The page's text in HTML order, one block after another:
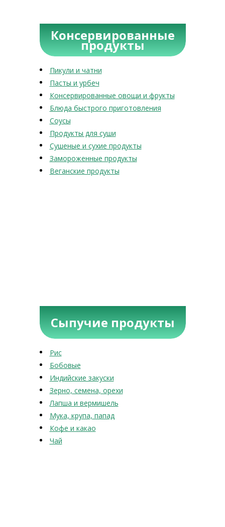
Консервированные
продукты
Пикули и чатни
Пасты и урбеч
Консервированные овощи и фрукты
Блюда быстрого приготовления
Соусы
Продукты для суши
Сушеные и сухие продукты
Замороженные продукты
Веганские продукты
Сыпучие продукты
Рис
Бобовые
Индийские закуски
Зерно, семена, орехи
Лапша и вермишель
Мука, крупа, папад
Кофе и какао
Чай